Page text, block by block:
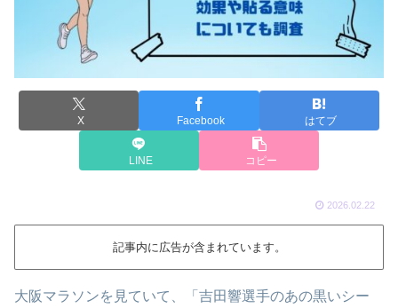
X Facebook はてブ
LINE コピー
2026.02.22
記事内に広告が含まれています。
大阪マラソンを見ていて、「吉田響選手のあの黒いシー